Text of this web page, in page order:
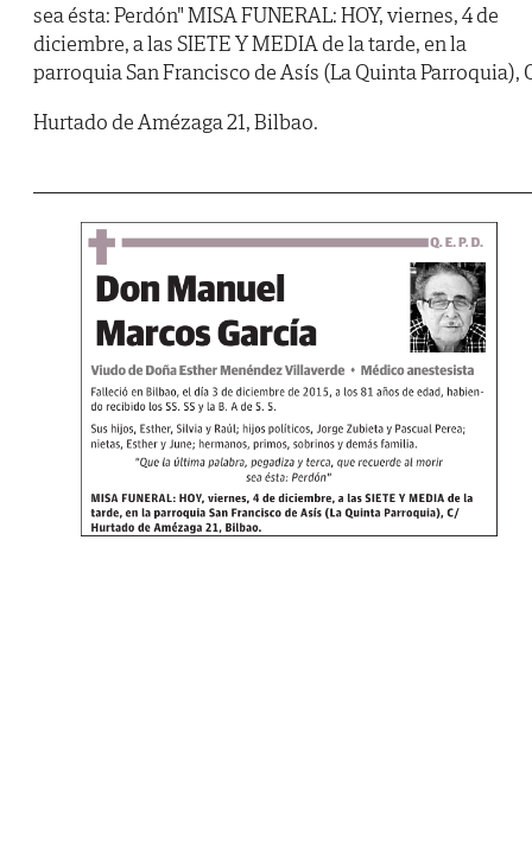
sea ésta: Perdón" MISA FUNERAL: HOY, viernes, 4 de
diciembre, a las SIETE Y MEDIA de la tarde, en la
parroquia San Francisco de Asís (La Quinta Parroquia),
Hurtado de Amézaga 21, Bilbao.